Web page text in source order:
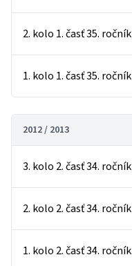
2. kolo 1. časť 35.
1. kolo 1. časť 35.
2012 / 2013
3. kolo 2. časť 34.
2. kolo 2. časť 34.
1. kolo 2. časť 34.